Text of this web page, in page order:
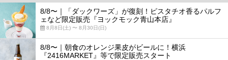
8/8〜｜「ダックワーズ」が復刻！ピスタチオ香るパルフ
ェなど限定販売『ヨックモック青山本店』
8月8日(土) 〜 8月30日(日)
8/8〜｜朝食のオレンジ果皮がビールに！横浜
『2416MARKET』等で限定販売スタート